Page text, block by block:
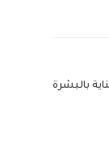
بالبشرة